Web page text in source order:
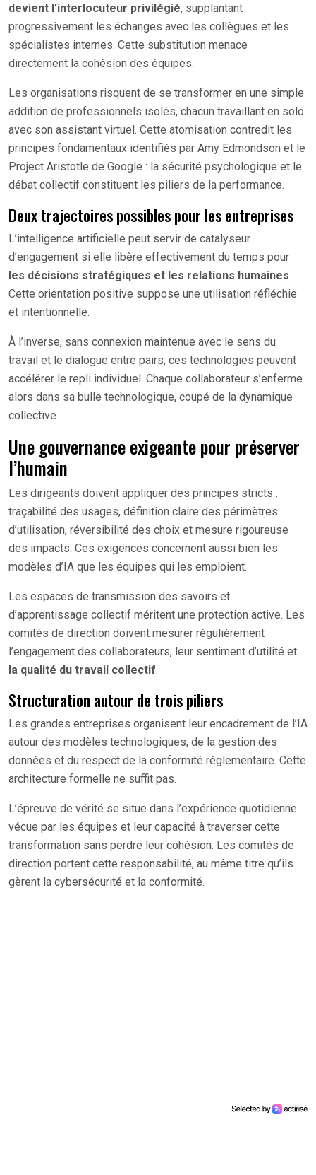
devient l’interlocuteur privilégié, supplantant
progressivement les échanges avec les collègues et les
spécialistes internes. Cette substitution menace
directement la cohésion des équipes.
Les organisations risquent de se transformer en une simple
addition de professionnels isolés, chacun travaillant en solo
avec son assistant virtuel. Cette atomisation contredit les
principes fondamentaux identifiés par Amy Edmondson et le
Project Aristotle de Google : la sécurité psychologique et le
débat collectif constituent les piliers de la performance.
Deux trajectoires possibles pour les entreprises
L’intelligence artificielle peut servir de catalyseur
d’engagement si elle libère effectivement du temps pour
les décisions stratégiques et les relations humaines.
Cette orientation positive suppose une utilisation réfléchie
et intentionnelle.
À l’inverse, sans connexion maintenue avec le sens du
travail et le dialogue entre pairs, ces technologies peuvent
accélérer le repli individuel. Chaque collaborateur s’enferme
alors dans sa bulle technologique, coupé de la dynamique
collective.
Une gouvernance exigeante pour préserver
l’humain
Les dirigeants doivent appliquer des principes stricts :
traçabilité des usages, définition claire des périmètres
d’utilisation, réversibilité des choix et mesure rigoureuse
des impacts. Ces exigences concernent aussi bien les
modèles d’IA que les équipes qui les emploient.
Les espaces de transmission des savoirs et
d’apprentissage collectif méritent une protection active. Les
comités de direction doivent mesurer régulièrement
l’engagement des collaborateurs, leur sentiment d’utilité et
la qualité du travail collectif.
Structuration autour de trois piliers
Les grandes entreprises organisent leur encadrement de l’IA
autour des modèles technologiques, de la gestion des
données et du respect de la conformité réglementaire. Cette
architecture formelle ne suffit pas.
L’épreuve de vérité se situe dans l’expérience quotidienne
vécue par les équipes et leur capacité à traverser cette
transformation sans perdre leur cohésion. Les comités de
direction portent cette responsabilité, au même titre qu’ils
gèrent la cybersécurité et la conformité.